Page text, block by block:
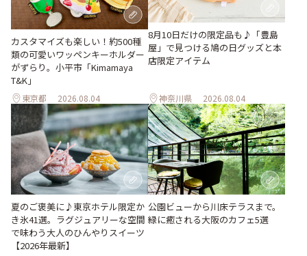
カスタマイズも楽しい！約500種
類の可愛いワッペンキーホルダー
がずらり。小平市「Kimamaya
T&K」
東京都 2026.08.04
8月10日だけの限定品も♪「豊島
屋」で見つける鳩の日グッズと本
店限定アイテム
神奈川県 2026.08.04
夏のご褒美に♪東京ホテル限定か
き氷41選。ラグジュアリーな空間
で味わう大人のひんやりスイーツ
【2026年最新】
公園ビューから川床テラスまで。
緑に癒される大阪のカフェ5選